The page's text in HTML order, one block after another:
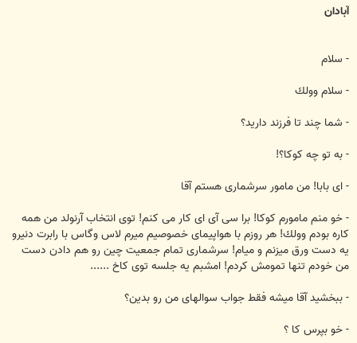
آبادان
- سلام
- سلام وولك
- شما چند تا فرزند داريد؟
- به تو چه كوكا؟!
- ای بابا! من مامور سرشماری هستم آقا
- خو منم مامورم كوكا! برا سی آی ای كار می كنم! توی انتخاب آرنولد من همه
كاره بودم وولك! هر روزم با هواپيمای خصوصيم ميرم لاس وگاس با رابرت دنيرو
يه دست ورق ميزنم و ميام! سرشماری تمام جمعيت چين رو هم دادن دست
من خودم تنها تمومش كردم! امشبم يه جلسه توی كاخ ......
- ببخشيد آقا ميشه فقط جواب سوالهای من رو بدين؟
- خو بپرس كا ؟